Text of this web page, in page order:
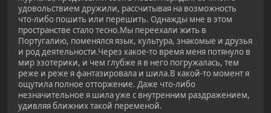
удовольствием дружили, рассчитывая на возможность
что-либо пошить или перешить. Однажды мне в этом
пространстве стало тесно.Мы переехали жить в
Португалию, поменялся язык, культура, знакомые и друзья
и род деятельности.Через какое-то время меня потянуло в
мир эзотерики, и чем глубже я в него погружалась, тем
реже и реже я фантазировала и шила.В какой-то момент я
ощутила полное отторжение. Даже что-либо
незначительное я шила уже с внутренним раздражением,
удивляя ближних такой переменой.